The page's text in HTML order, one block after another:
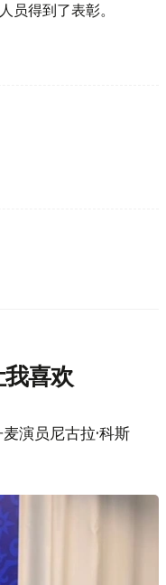
员得到了表彰。
我喜欢
演员尼古拉·科斯